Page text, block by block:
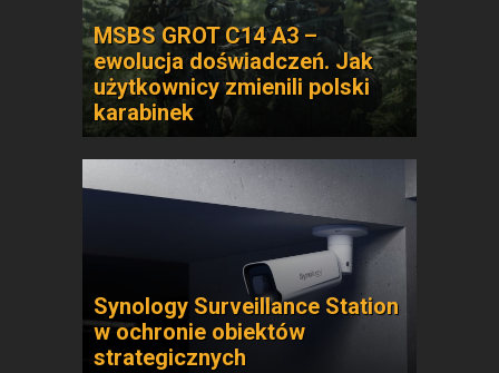
MSBS GROT C14 A3 –
ewolucja doświadczeń. Jak
użytkownicy zmienili polski
karabinek
Synology Surveillance Station
w ochronie obiektów
strategicznych